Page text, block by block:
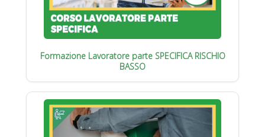
Formazione Lavoratore parte SPECIFICA RISCHIO
BASSO